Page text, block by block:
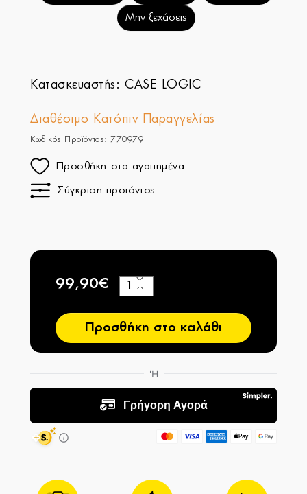
Μην ξεχάσεις
Κατασκευαστής:CASE LOGIC
Διαθέσιμο Κατόπιν Παραγγελίας
Κωδικός Προϊόντος: 770979
Προσθήκη στα αγαπημένα
Σύγκριση προϊόντος
99,90€
−
+
Προσθήκη στο καλάθι